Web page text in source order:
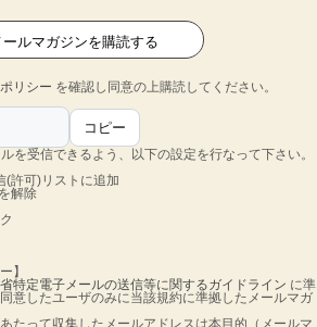
リシー を確認し同意の上購読してください。
コピー
を受信できるよう、以下の設定を行なって下さい。
(許可)リストに追加
解除
】
特定電子メールの送信等に関するガイドライン に準
意したユーザのみに当該規約に準拠したメールマガ
たって収集したメールアドレスは本目的（メールマ